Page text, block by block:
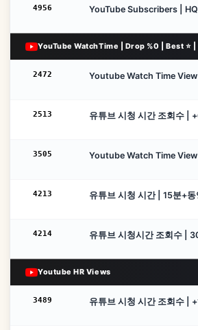
4956 YouTube Subscribers |
YouTube WatchTime | Drop %0 | Best ⭐ |
2472 Youtube Watch Time
2513 유튜브 시청 시간 조회수 |
3505 Youtube Watch Time
4213 유튜브 시청 시간 | 15분+
4214 유튜브 시청시간 조회수 |
Youtube HR Views
3489 유튜브 시청 시간 조회수 |